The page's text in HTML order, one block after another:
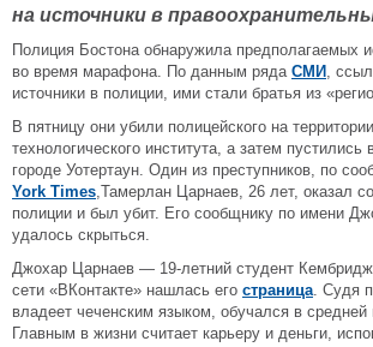
на источники в
Полиция Бостона обнаружила предполагаемых
во время марафона. По данным ряда СМИ ,
источники в полиции, ими стали братья из
В пятницу они убили полицейского на
технологического института, а затем
городе Уотертаун. Один из преступников, по
York Times,Тамерлан Царнаев, 26 лет, оказал
полиции и был убит. Его сообщнику по имени
удалось скрыться.
Джохар Царнаев — 19-летний студент
сети «ВКонтакте» нашлась его страница. Судя
владеет чеченским языком, обучался в
Главным в жизни считает карьеру и деньги,